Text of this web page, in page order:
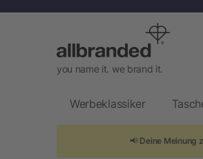
you name it. we brand it.
Werbeklassiker
📢 Deine Meinung